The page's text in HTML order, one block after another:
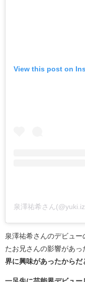
View this post on
泉澤祐希さん
泉澤祐希さんのデビュ
たお兄さんの影響があ
界に興味があったからだ